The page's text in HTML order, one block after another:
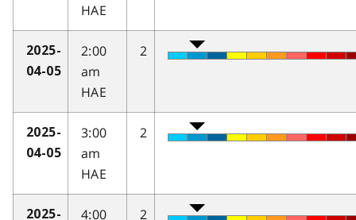
HAE
2025-
04-05
2:00
am
HAE
2
2025-
04-05
3:00
am
HAE
2
2025-
4:00
2